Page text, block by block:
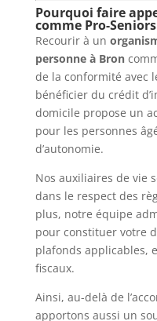
Pourquoi faire
comme Pro-
Recourir à un
personne à Bron
de la conformité avec
bénéficier du crédit
domicile propose un
pour les personnes
d’autonomie.
Nos auxiliaires de vie
dans le respect des
plus, notre équipe
pour constituer votre
plafonds applicables,
fiscaux.
Ainsi, au-delà de
apportons aussi un